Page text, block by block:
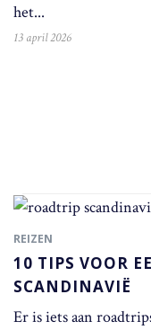
het...
13 april 2026
REIZEN
10 TIPS VOOR
SCANDINAVIË
Er is iets aan